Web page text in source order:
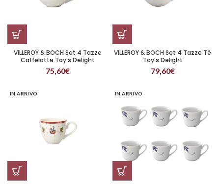
VILLEROY & BOCH Set 4 Tazze
Caffelatte Toy’s Delight
75,60€
VILLEROY & BOCH Set 4 Tazze Tè
Toy’s Delight
79,60€
IN ARRIVO IN ARRIVO